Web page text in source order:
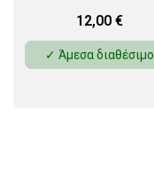
12,00 €
✓ Άμεσα διαθέσιμο